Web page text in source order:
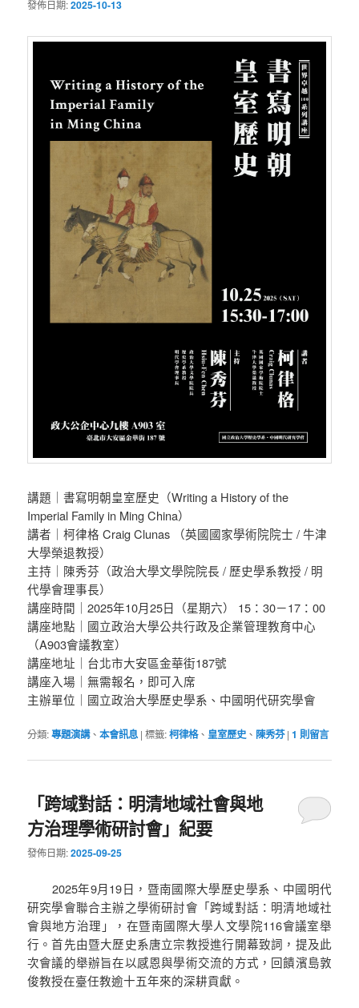
發佈日期:2025-10-13
講題｜書寫明朝皇室歷史（Writing a History of the
Imperial Family in Ming China）
講者｜柯律格 Craig Clunas （英國國家學術院院士 / 牛津
大學榮退教授）
主持｜陳秀芬（政治大學文學院院長 / 歷史學系教授 / 明
代學會理事長）
講座時間｜2025年10月25日（星期六） 15：30－17：00
講座地點｜國立政治大學公共行政及企業管理教育中心
（A903會議教室）
講座地址｜台北市大安區金華街187號
講座入場｜無需報名，即可入席
主辦單位｜國立政治大學歷史學系、中國明代研究學會
分類:專題演講、本會訊息 |標籤:柯律格、 皇室歷史 、 陳秀芬 |1 則留言
「跨域對話：明清地域社會與地
方治理學術研討會」紀要
發佈日期:2025-09-25
2025年9月19日，暨南國際大學歷史學系、中國明代
研究學會聯合主辦之學術研討會「跨域對話：明清地域社
會與地方治理」，在暨南國際大學人文學院116會議室舉
行。首先由暨大歷史系唐立宗教授進行開幕致詞，提及此
次會議的舉辦旨在以感恩與學術交流的方式，回饋濱島敦
俊教授在臺任教逾十五年來的深耕貢獻。